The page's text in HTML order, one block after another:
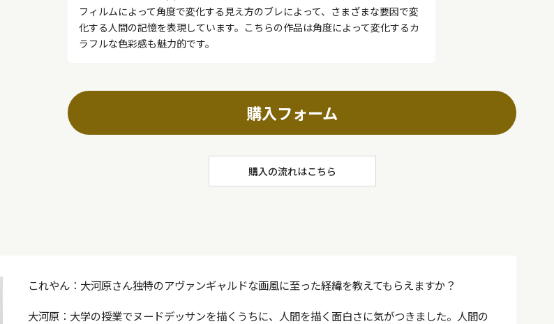
フィルムによって角度で変化する見え方のブレによって、さまざまな要因で変
化する人間の記憶を表現しています。こちらの作品は角度によって変化するカ
ラフルな色彩感も魅力的です。
購入フォーム
購入の流れはこちら
これやん：大河原さん独特のアヴァンギャルドな画風に至った経緯を教えてもらえますか？
大河原：大学の授業でヌードデッサンを描くうちに、人間を描く面白さに気がつきました。人間の